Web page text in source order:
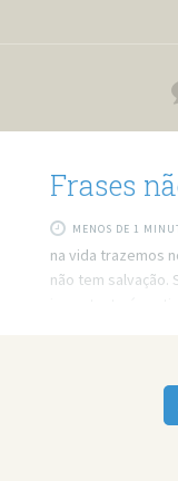
Frases
MENOS DE 1
na vida trazemos
não tem salvação.
importante é
Riqueza: desde
mulheres. Se sua
Paginação de